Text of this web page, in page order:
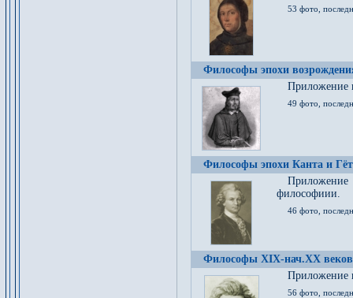
53 фото,
Философы эпохи
Приложение
49 фото,
Философы эпохи Канта и
философиии.
46 фото,
Философы XIX-нач.XX веков
Приложение
56 фото,